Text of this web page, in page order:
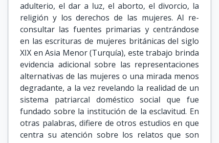
adulterio, el dar a luz, el aborto, el divorcio, la
religión y los derechos de las mujeres. Al re-
consultar las fuentes primarias y centrándose
en las escrituras de mujeres británicas del siglo
XIX en Asia Menor (Turquía), este trabajo brinda
evidencia adicional sobre las representaciones
alternativas de las mujeres o una mirada menos
degradante, a la vez revelando la realidad de un
sistema patriarcal doméstico social que fue
fundado sobre la institución de la esclavitud. En
otras palabras, difiere de otros estudios en que
centra su atención sobre los relatos que son